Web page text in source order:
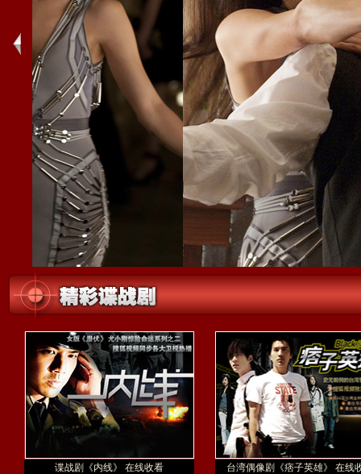
谍战剧《内线》 在线收看 台湾偶像剧《痞子英雄》 在线